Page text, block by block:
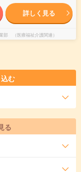
詳しく見る
部 （医療福祉介護関連）
む
る